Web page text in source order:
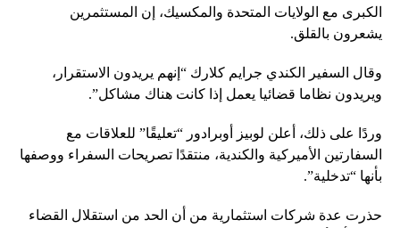
الكبرى مع الولايات المتحدة والمكسيك، إن المستثمرين
يشعرون بالقلق.
وقال السفير الكندي جرايم كلارك “إنهم يريدون الاستقرار،
ويريدون نظاما قضائيا يعمل إذا كانت هناك مشاكل”.
وردًا على ذلك، أعلن لوبيز أوبرادور “تعليقًا” للعلاقات مع
السفارتين الأميركية والكندية، منتقدًا تصريحات السفراء ووصفها
بأنها “تدخلية”.
حذرت عدة شركات استثمارية من أن الحد من استقلال القضاء